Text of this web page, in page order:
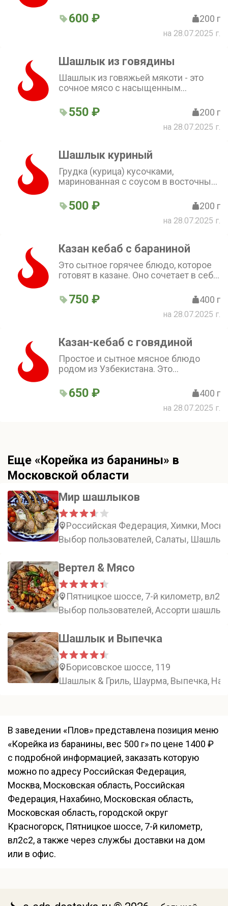
пряным шашлычным соусом.
Попробуйте вкус настоящего
600 ₽ 200 г
на 28.07.2025 г.
Шашлык из говядины
Шашлык из говяжьей мякоти - это
сочное мясо с насыщенным
Подаётся с пылу с жару, с зеленью,
прекрасно сочетается с луком
550 ₽ 200 г
на 28.07.2025 г.
Шашлык куриный
Грудка (курица) кусочками,
маринованная с соусом в восточных
мангале, подается с луком и зеленью
500 ₽ 200 г
на 28.07.2025 г.
Казан кебаб с бараниной
Это сытное горячее блюдо, которое
готовят в казане. Оно сочетает в себе
пропитанные ароматом мяса овощи.
Овощи делают блюдо лёгким и
освежающим, а мясо придаёт ему
750 ₽ 400 г
на 28.07.2025 г.
Казан-кебаб с говядиной
Простое и сытное мясное блюдо
родом из Узбекистана. Это
казане кусочки говядины с
картофелем, затем доведённые до
мягкости тушением. Такой способ
650 ₽ 400 г
на 28.07.2025 г.
Еще «Корейка из баранины» в
Московской области
Мир шашлыков
Российская Федерация, Химки,
Выбор пользователей, Салаты, Шашлык
Вертел & Мясо
Пятницкое шоссе, 7-й километр, вл2
Выбор пользователей, Ассорти
Шашлык и Выпечка
Борисовское шоссе, 119
Шашлык & Гриль, Шаурма, Выпечка,
В заведении «Плов» представлена позиция меню
«Корейка из баранины, вес 500 г» по цене 1400 ₽
с подробной информацией, заказать которую
можно по адресу Российская Федерация,
Москва, Московская область, Российская
Федерация, Нахабино, Московская область,
Московская область, городской округ
Красногорск, Пятницкое шоссе, 7-й километр,
вл2с2, а также через службы доставки на дом
или в офис.